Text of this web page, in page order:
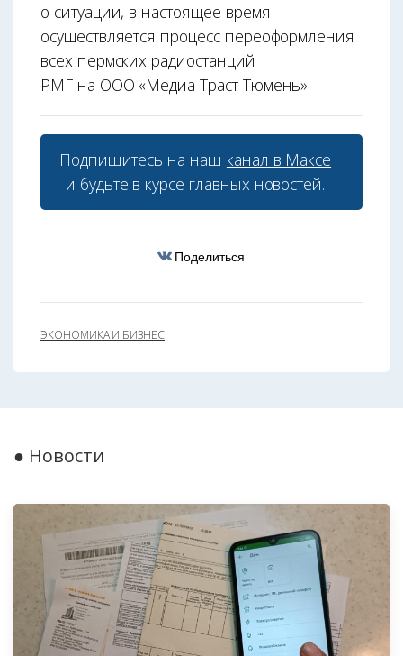
о ситуации, в настоящее время
осуществляется процесс переоформления
всех пермских радиостанций
РМГ на ООО «Медиа Траст Тюмень».
Подпишитесь на наш канал в Максе
и будьте в курсе главных новостей.
Поделиться
ЭКОНОМИКА И БИЗНЕС
● Новости